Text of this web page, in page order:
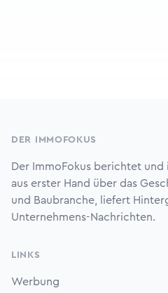
DER IMMOFOKUS
Der ImmoFokus berichtet
aus erster Hand über das
und Baubranche, liefert
Unternehmens-Nachrichten.
LINKS
Werbung